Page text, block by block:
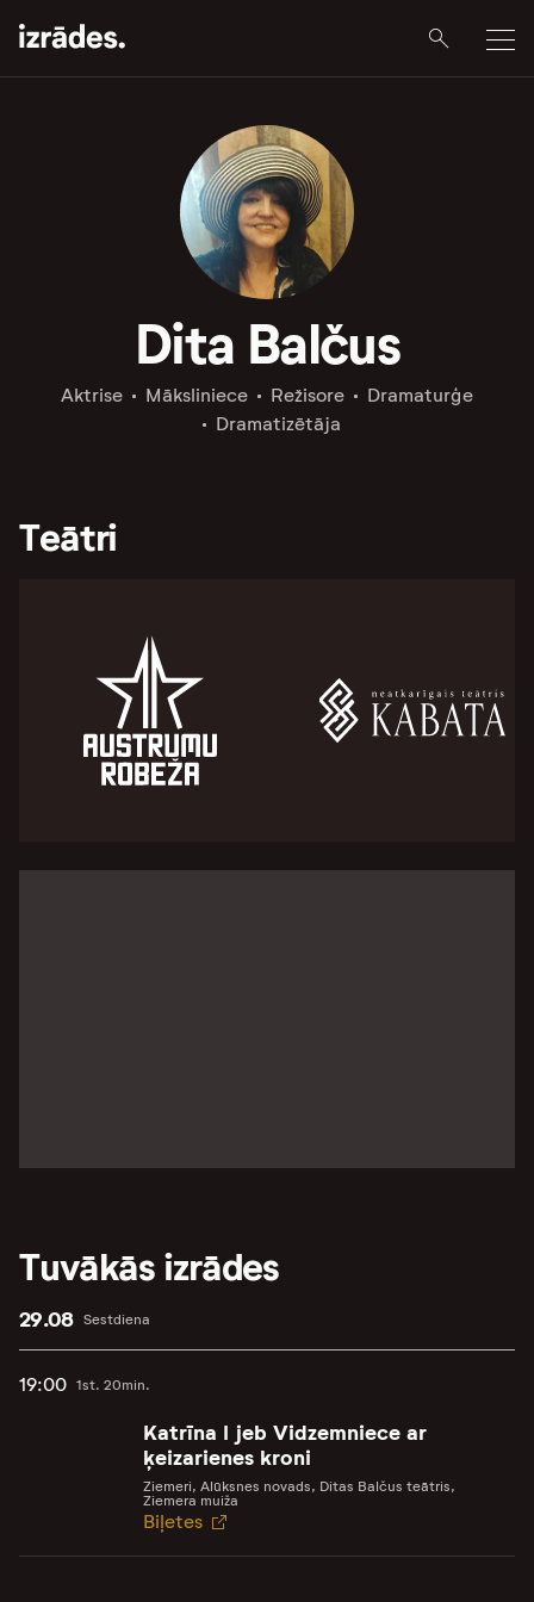
Dita Balčus
Aktrise Māksliniece Režisore
Dramaturģe
Dramatizētāja
Teātri
Tuvākās izrādes
Sestdiena
29.08
19:00 1st. 20min.
Katrīna I jeb Vidzemniece ar
ķeizarienes kroni
Ziemeri, Alūksnes novads, Ditas Balčus teātris,
Ziemera muiža
Biļetes